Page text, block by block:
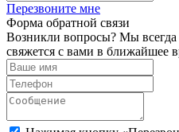
Перезвоните мне
Форма обратной связи
Возникли вопросы? Мы
свяжется с вами в ближайшее